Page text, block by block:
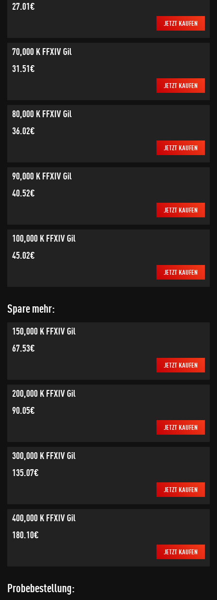
27.01€
JETZT KAUFEN
70,000 K FFXIV Gil
31.51€
JETZT KAUFEN
80,000 K FFXIV Gil
36.02€
JETZT KAUFEN
90,000 K FFXIV Gil
40.52€
JETZT KAUFEN
100,000 K FFXIV Gil
45.02€
JETZT KAUFEN
Spare mehr:
150,000 K FFXIV Gil
67.53€
JETZT KAUFEN
200,000 K FFXIV Gil
90.05€
JETZT KAUFEN
300,000 K FFXIV Gil
135.07€
JETZT KAUFEN
400,000 K FFXIV Gil
180.10€
JETZT KAUFEN
Probebestellung: